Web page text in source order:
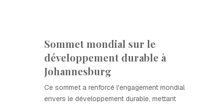
Sommet mondial sur le
développement durable à
Johannesburg
Ce sommet a renforcé l'engagement mondial
envers le développement durable, mettant